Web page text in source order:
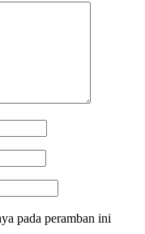
pada peramban ini